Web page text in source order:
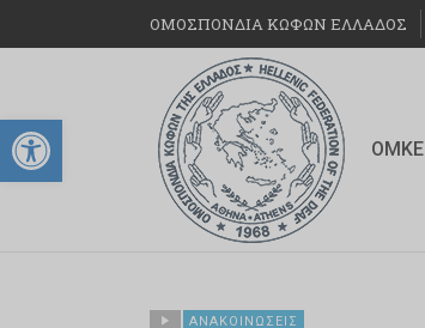
Ανοίξτε τη γραμμή εργαλείων
ΟΜΟΣΠΟΝΔΙΑ ΚΩΦΩΝ ΕΛΛΑΔΟΣ
ΟΜΚΕ
ΑΝΑΚΟΙΝΏΣΕΙΣ